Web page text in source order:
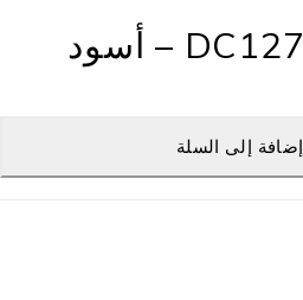
إضافة إلى السلة